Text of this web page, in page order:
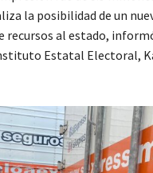
la posibilidad de un
recursos al estado,
Estatal Electoral,